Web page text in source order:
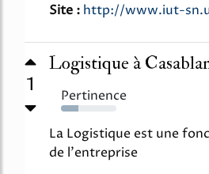
Site : http://www.iut-
1
Logistique à
Pertinence
31%
La Logistique est une
de l'entreprise